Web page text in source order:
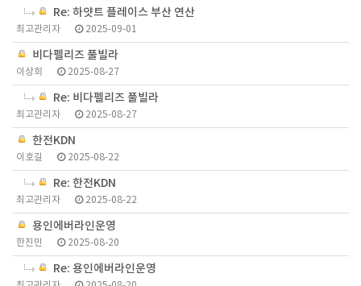
Re: 하얏트 플레이스 부산 연산
최고관리자 2025-09-01
비다펠리즈 풀빌라
이상희 2025-08-27
Re: 비다펠리즈 풀빌라
최고관리자 2025-08-27
한전KDN
이호길 2025-08-22
Re: 한전KDN
최고관리자 2025-08-22
용인에버라인운영
한진민 2025-08-20
Re: 용인에버라인운영